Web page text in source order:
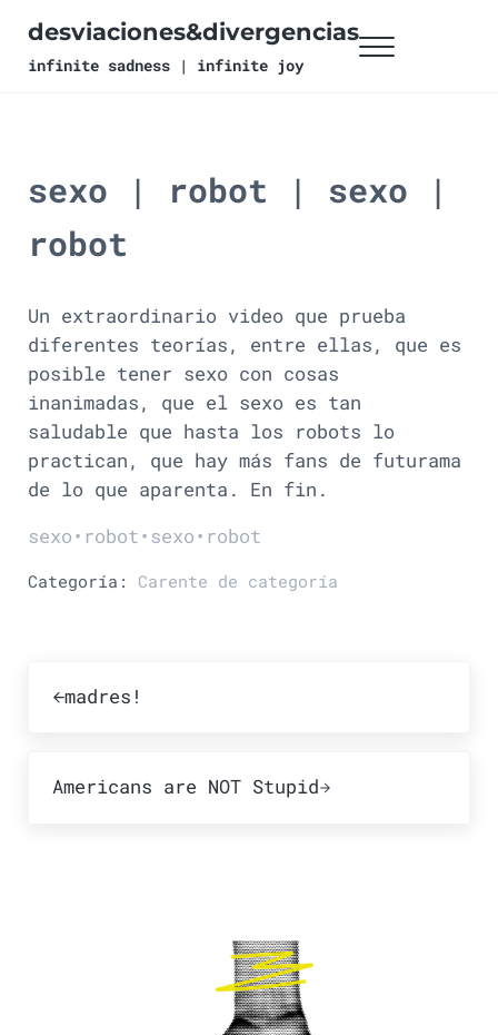
desviaciones&divergencias
infinite sadness | infinite joy Menu
sexo | robot | sexo |
robot
Un extraordinario video que prueba
diferentes teorías, entre ellas, que es
posible tener sexo con cosas
inanimadas, que el sexo es tan
saludable que hasta los robots lo
practican, que hay más fans de futurama
de lo que aparenta. En fin.
sexo•robot•sexo•robot
Categoría: Carente de categoría
madres!
Americans are NOT Stupid